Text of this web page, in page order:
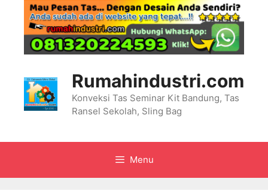
Rumahindustri.com
Konveksi Tas Seminar Kit Bandung, Tas
Ransel Sekolah, Sling Bag
Menu